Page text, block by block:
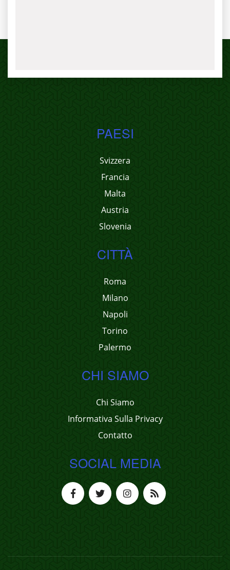
PAESI
Svizzera
Francia
Malta
Austria
Slovenia
CITTÀ
Roma
Milano
Napoli
Torino
Palermo
CHI SIAMO
Chi Siamo
Informativa Sulla Privacy
Contatto
SOCIAL MEDIA